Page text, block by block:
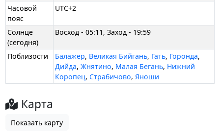
Часовой
пояс
UTC+2
Солнце
(сегодня)
Восход - 05:11, Заход - 19:59
Поблизости Балажер, Великая Бийгань, Гать, Горонда,
Дийда,Жнятино, Малая Бегань, Нижний
Коропец, Страбичово,Яноши
Карта
Показать карту